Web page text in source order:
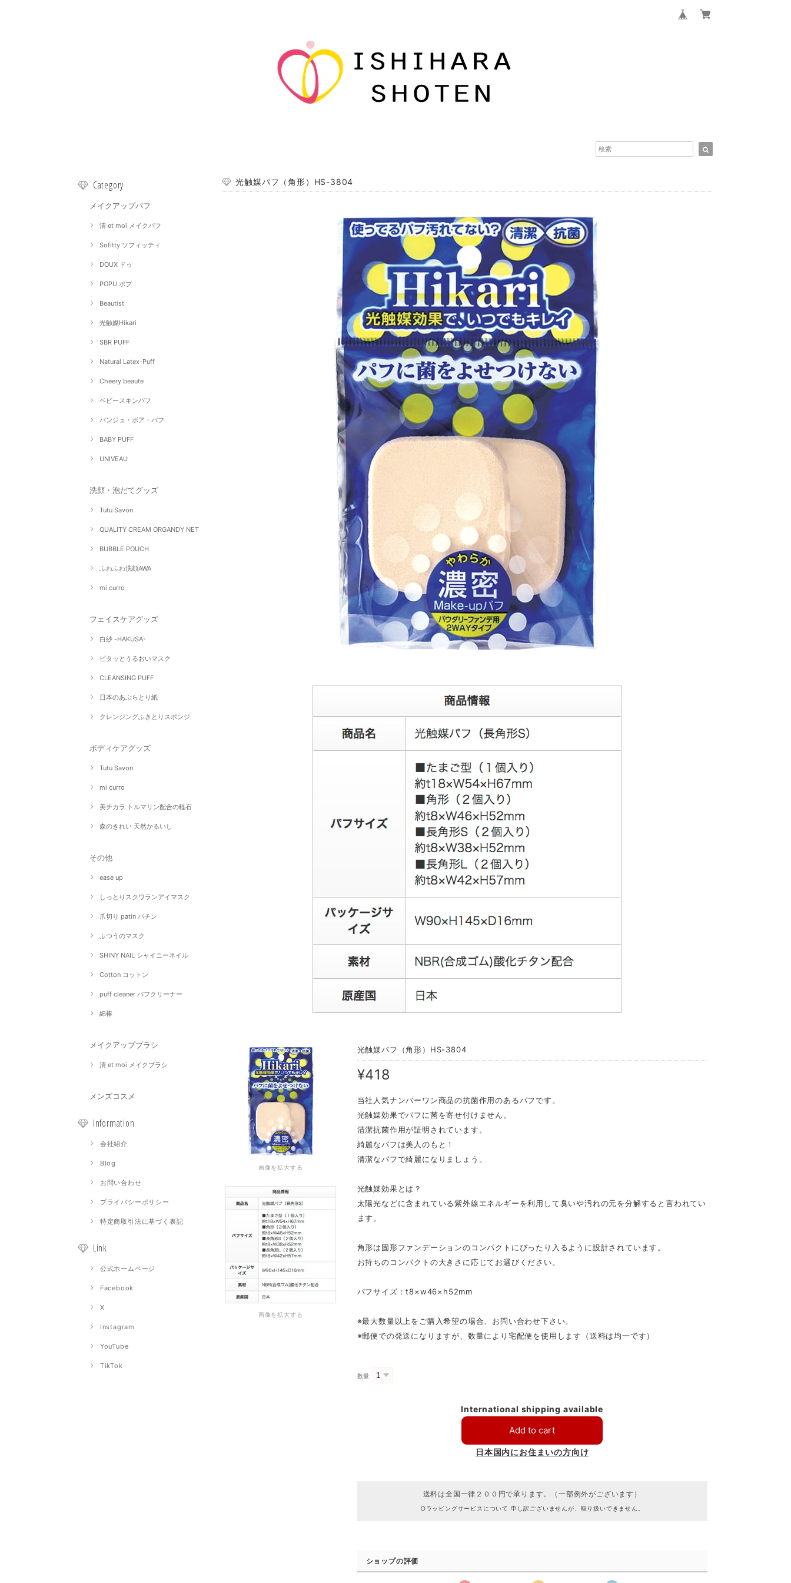
Category
メイクアップパフ
清 et moi メイクパフ
Sofitty ソフィッティ
DOUX ドゥ
POPU ポプ
Beautist
光触媒Hikari
SBR PUFF
Natural Latex-Puff
Cheery beaute
ベビースキンパフ
パンジュ・ボア・パフ
BABY PUFF
UNIVEAU
洗顔・泡だてグッズ
Tutu Savon
QUALITY CREAM ORGANDY NET
BUBBLE POUCH
ふわふわ洗顔AWA
mi curro
フェイスケアグッズ
白紗 -HAKUSA-
ピタッとうるおいマスク
CLEANSING PUFF
日本のあぶらとり紙
クレンジングふきとりスポンジ
ボディケアグッズ
Tutu Savon
mi curro
美チカラ トルマリン配合の軽石
森のきれい 天然かるいし
その他
ease up
しっとりスクワランアイマスク
爪切り patin パチン
ふつうのマスク
SHINY NAIL シャイニーネイル
Cotton コットン
puff cleaner パフクリーナー
綿棒
メイクアップブラシ
清 et moi メイクブラシ
メンズコスメ
Information
会社紹介
Blog
お問い合わせ
プライバシーポリシー
特定商取引法に基づく表記
Link
公式ホームページ
Facebook
X
Instagram
YouTube
TikTok
光触媒パフ（角形）HS-3804
画像を拡大する
画像を拡大する
光触媒パフ（角形）HS-3804
¥418
当社人気ナンバーワン商品の抗菌作用のあるパフです。
光触媒効果でパフに菌を寄せ付けません。
清潔抗菌作用が証明されています。
綺麗なパフは美人のもと！
清潔なパフで綺麗になりましょう。
光触媒効果とは？
太陽光などに含まれている紫外線エネルギーを利用して臭いや汚れの元を分解すると言われてい
ます。
角形は固形ファンデーションのコンパクトにぴったり入るように設計されています。
お持ちのコンパクトの大きさに応じてお選びください。
パフサイズ：t8×w46×h52mm
※最大数量以上をご購入希望の場合、お問い合わせ下さい。
※郵便での発送になりますが、数量により宅配便を使用します（送料は均一です）
数量
International shipping available
Add to cart
日本国内にお住まいの方向け
送料は全国一律２００円で承ります。（一部例外がございます）
○ラッピングサービスについて 申し訳ございませんが、取り扱いできません。
ショップの評価